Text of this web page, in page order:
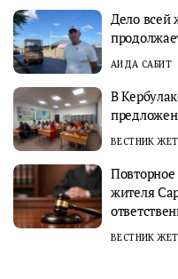
Дело всей
АИДА САБИТ
В
ВЕСТНИК
жителя
ВЕСТНИК